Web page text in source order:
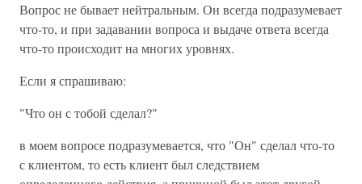
Вопрос не бывает нейтральным. Он всегда подразумевает
что-то, и при задавании вопроса и выдаче ответа всегда
что-то происходит на многих уровнях.
Если я спрашиваю:
"Что он с тобой сделал?"
в моем вопросе подразумевается, что "Он" сделал что-то
с клиентом, то есть клиент был следствием